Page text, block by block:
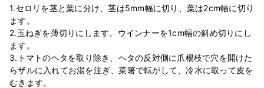
1.セロリを茎と葉に分け、茎は5mm幅に切り、葉は2cm幅に切り
ます。
2.玉ねぎを薄切りにします。ウインナーを1cm幅の斜め切りにし
ます。
3.トマトのヘタを取り除き、ヘタの反対側に爪楊枝で穴を開けた
らザルに入れてお湯を注ぎ、菜箸で転がして、冷水に取って皮を
むきます。